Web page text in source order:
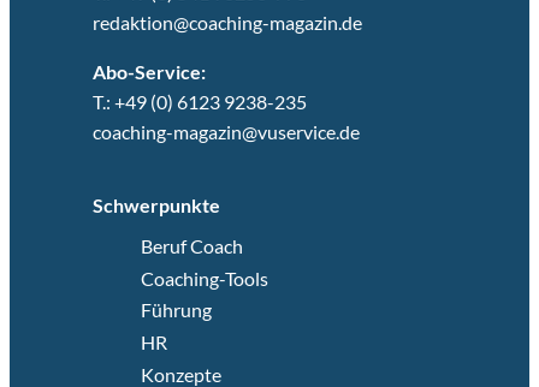
redaktion@coaching-magazin.de
Abo-Service:
T.: +49 (0) 6123 9238-235
coaching-magazin@vuservice.de
Schwerpunkte
Beruf Coach
Coaching-Tools
Führung
HR
Konzepte